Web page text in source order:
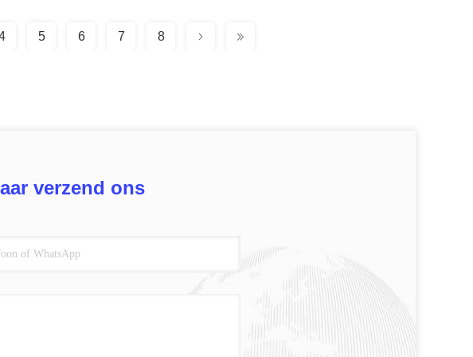
5 6 7 8
verzend ons